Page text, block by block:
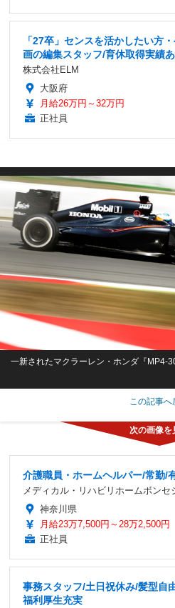
「27卒」センスを活かしたい方
画の編集スタッフ/育休取得実績
株式会社ELM
大阪府
月給26万円～32万円
正社員
一新されたマクラーレン・ホンダ『MP4-
この記事へ
介護職員・ホームヘルパー/常勤/
メディカル・リハビリホームボンセ
神奈川県
月給23万7,500円～28万2,500円
正社員
事務スタッフ/土日祝休み/髪型自
福利厚生充実